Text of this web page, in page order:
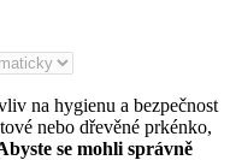
na hygienu a bezpečnost
nebo dřevěné prkénko,
se mohli správně